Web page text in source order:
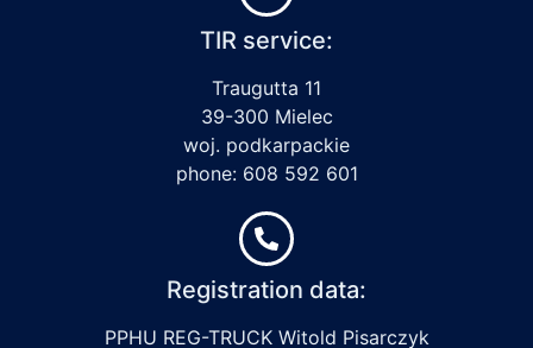
TIR service:
Traugutta 11
39-300 Mielec
woj. podkarpackie
phone: 608 592 601
Registration data:
PPHU REG-TRUCK Witold Pisarczyk